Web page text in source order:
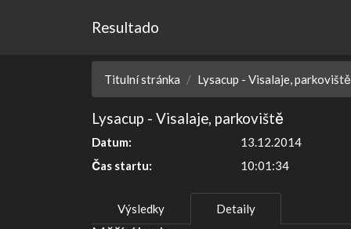
Resultado
Titulní stránka Lysacup - Visalaje, parkoviště
Lysacup - Visalaje, parkoviště
Datum:
13.12.2014
Čas startu:
10:01:34
Výsledky Detaily